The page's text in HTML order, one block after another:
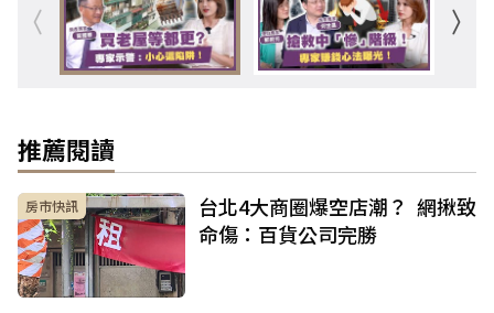
推薦閱讀
房市快訊
台北4大商圈爆空店潮？ 網揪致
命傷：百貨公司完勝